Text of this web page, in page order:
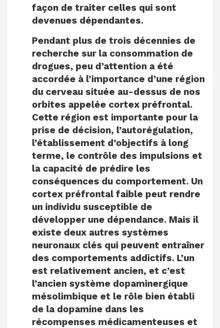
façon de traiter celles qui sont
devenues dépendantes.
Pendant plus de trois décennies de
recherche sur la consommation de
drogues, peu d’attention a été
accordée à l’importance d’une région
du cerveau située au-dessus de nos
orbites appelée cortex préfrontal.
Cette région est importante pour la
prise de décision, l’autorégulation,
l’établissement d’objectifs à long
terme, le contrôle des impulsions et
la capacité de prédire les
conséquences du comportement. Un
cortex préfrontal faible peut rendre
un individu susceptible de
développer une dépendance. Mais il
existe deux autres systèmes
neuronaux clés qui peuvent entraîner
des comportements addictifs. L’un
est relativement ancien, et c’est
l’ancien système dopaminergique
mésolimbique et le rôle bien établi
de la dopamine dans les
récompenses médicamenteuses et